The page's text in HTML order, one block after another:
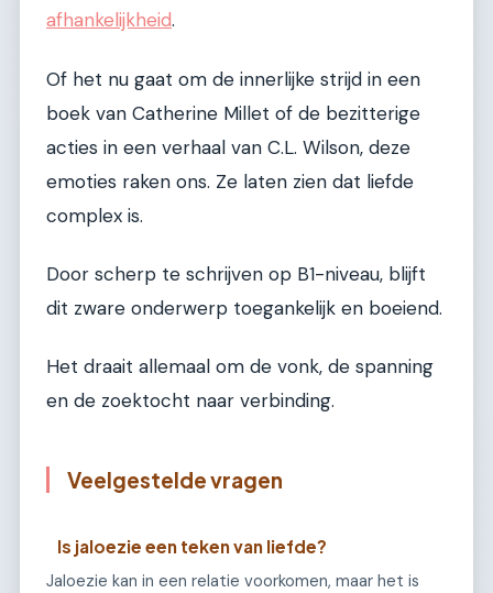
afhankelijkheid.
Of het nu gaat om de innerlijke strijd in een
boek van Catherine Millet of de bezitterige
acties in een verhaal van C.L. Wilson, deze
emoties raken ons. Ze laten zien dat liefde
complex is.
Door scherp te schrijven op B1-niveau, blijft
dit zware onderwerp toegankelijk en boeiend.
Het draait allemaal om de vonk, de spanning
en de zoektocht naar verbinding.
Veelgestelde vragen
Is jaloezie een teken van liefde?
Jaloezie kan in een relatie voorkomen, maar het is